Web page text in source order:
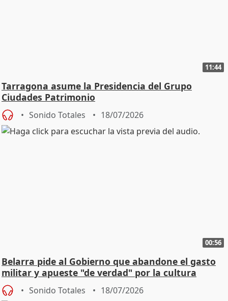
11:44
Tarragona asume la Presidencia del Grupo
Ciudades Patrimonio
Sonido Totales 18/07/2026
00:56
Belarra pide al Gobierno que abandone el gasto
militar y apueste "de verdad" por la cultura
Sonido Totales 18/07/2026